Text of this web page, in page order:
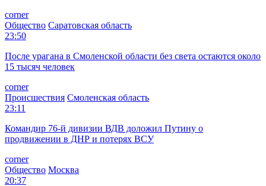
corner
Общество Саратовская область
23:50
После урагана в Смоленской области без света остаются около
15 тысяч человек
corner
Происшествия Смоленская область
23:11
Командир 76-й дивизии ВДВ доложил Путину о
продвижении в ДНР и потерях ВСУ
corner
Общество Москва
20:37